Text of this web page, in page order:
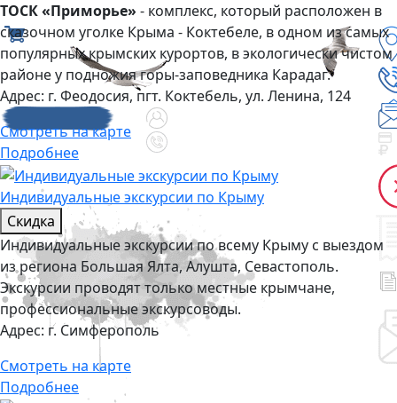
ТОСК «Приморье» - комплекс, который расположен в
сказочном уголке Крыма - Коктебеле, в одном из самых
популярных крымских курортов, в экологически чистом
районе у подножия горы-заповедника Карадаг.
Адрес: г. Феодосия, пгт. Коктебель, ул. Ленина, 124
Смотреть на карте
Подробнее
Индивидуальные экскурсии по Крыму
Скидка
Индивидуальные экскурсии по всему Крыму с выездом
из региона Большая Ялта, Алушта, Севастополь.
Экскурсии проводят только местные крымчане,
профессиональные экскурсоводы.
Адрес: г. Симферополь
Смотреть на карте
Подробнее